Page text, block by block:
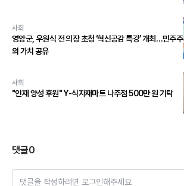
사회
영암군, 우원식 전 의장 초청 ‘혁신공감 특강’ 개최…민주주
의 가치 공유
사회
"인재 양성 후원" Y-식자재마트 나주점 500만 원 기탁
댓글0
댓글을 작성하려면 로그인해주세요